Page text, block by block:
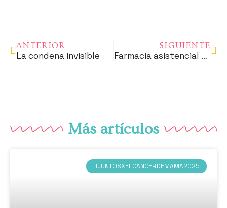
ANTERIOR
La condena invisible
SIGUIENTE
Farmacia asistencial oncológica y autocuidado
Más artículos
#JUNTOSXELCÁNCERDEMAMA2025